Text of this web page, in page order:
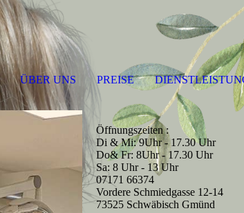
ÜBER UNS PREISE
Öffnungszeiten :
Di & Mi: 9Uhr - 17.30 Uhr
Do& Fr: 8Uhr - 17.30 Uhr
Sa: 8 Uhr - 13 Uhr
07171 66374
Vordere Schmiedgasse 12-14
73525 Schwäbisch Gmünd